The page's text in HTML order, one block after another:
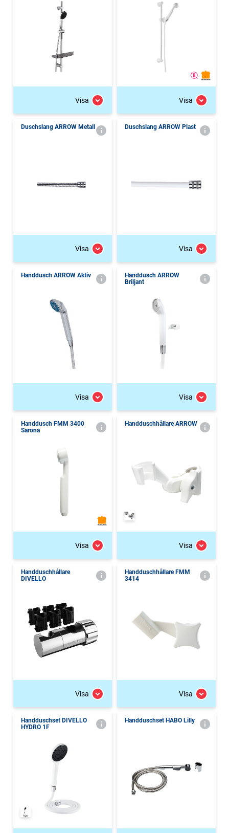
Visa Visa
Duschslang ARROW Metall
Visa
Duschslang ARROW Plast
Visa
Handdusch ARROW Aktiv
Visa
Handdusch ARROW
Briljant
Visa
Handdusch FMM 3400
Sarona
Visa
Handduschhållare ARROW
Visa
Handduschhållare
DIVELLO
Visa
Handduschhållare FMM
3414
Visa
Handduschset DIVELLO
HYDRO 1F
Handduschset HABO Lilly